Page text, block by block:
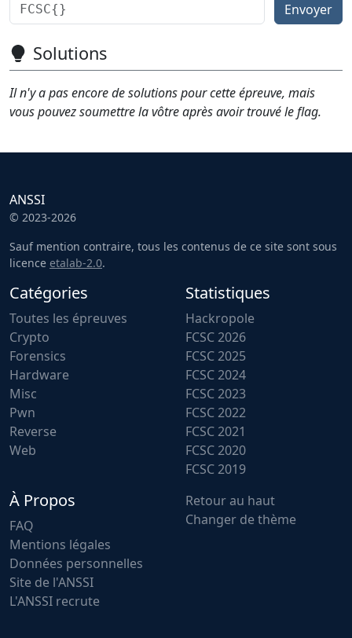
Envoyer
Solutions
Il n'y a pas encore de solutions pour cette épreuve, mais
vous pouvez soumettre la vôtre après avoir trouvé le flag.
ANSSI
© 2023-2026
Sauf mention contraire, tous les contenus de ce site sont sous
licence etalab-2.0.
Catégories
Toutes les épreuves
Crypto
Forensics
Hardware
Misc
Pwn
Reverse
Web
Statistiques
Hackropole
FCSC 2026
FCSC 2025
FCSC 2024
FCSC 2023
FCSC 2022
FCSC 2021
FCSC 2020
FCSC 2019
À Propos
FAQ
Mentions légales
Données personnelles
Site de l'ANSSI
L'ANSSI recrute
Retour au haut
Changer de thème